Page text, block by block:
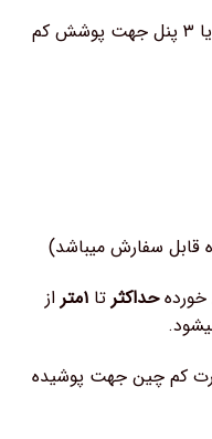
برای مثال:پنجره با عرض ۱/۶ متر به ۲ یا ۳ پنل جهت پوشش کم
حداکثر تا ۱متر
از
کم چین جهت پوشیده